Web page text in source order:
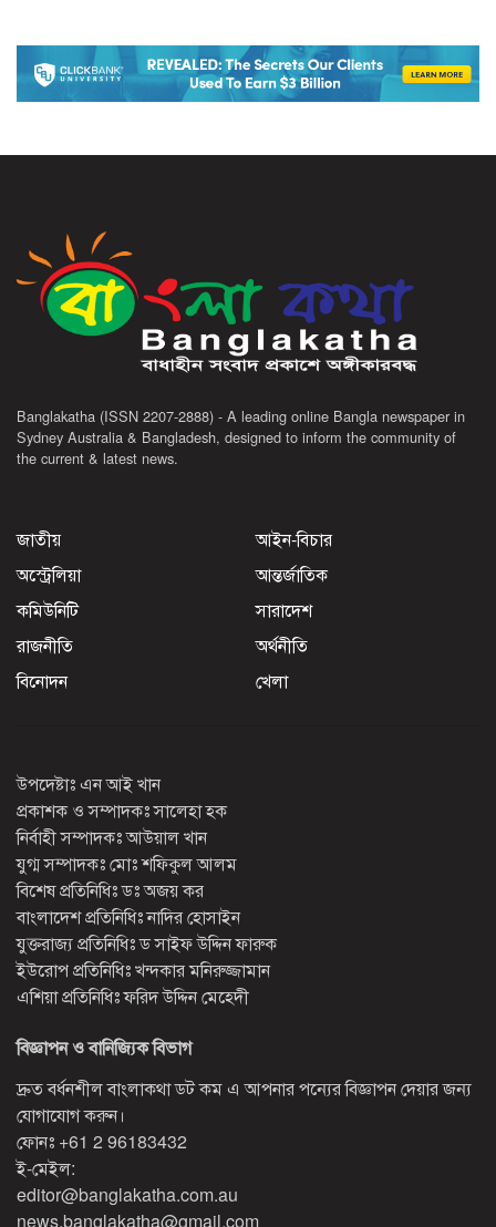
Banglakatha (ISSN 2207-2888) - A leading online Bangla newspaper in
Sydney Australia & Bangladesh, designed to inform the community of
the current & latest news.
জাতীয়
আইন-বিচার
অস্ট্রেলিয়া
আন্তর্জাতিক
কমিউনিটি
সারাদেশ
রাজনীতি
অর্থনীতি
বিনোদন
খেলা
উপদেষ্টাঃ এন আই খান
প্রকাশক ও সম্পাদকঃ সালেহা হক
নির্বাহী সম্পাদকঃ আউয়াল খান
যুগ্ম সম্পাদকঃ মোঃ শফিকুল আলম
বিশেষ প্রতিনিধিঃ ডঃ অজয় কর
বাংলাদেশ প্রতিনিধিঃ নাদির হোসাইন
যুক্তরাজ্য প্রতিনিধিঃ ড সাইফ উদ্দিন ফারুক
ইউরোপ প্রতিনিধিঃ খন্দকার মনিরুজ্জামান
এশিয়া প্রতিনিধিঃ ফরিদ উদ্দিন মেহেদী
বিজ্ঞাপন ও বানিজ্যিক বিভাগ
দ্রুত বর্ধনশীল বাংলাকথা ডট কম এ আপনার পন্যের বিজ্ঞাপন দেয়ার জন্য
যোগাযোগ করুন।
ফোনঃ +61 2 96183432
ই-মেইল:
editor@banglakatha.com.au
news.banglakatha@gmail.com